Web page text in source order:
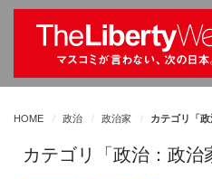
HOME 政治 政治家 カテゴリ「
カテゴリ「政治：政治